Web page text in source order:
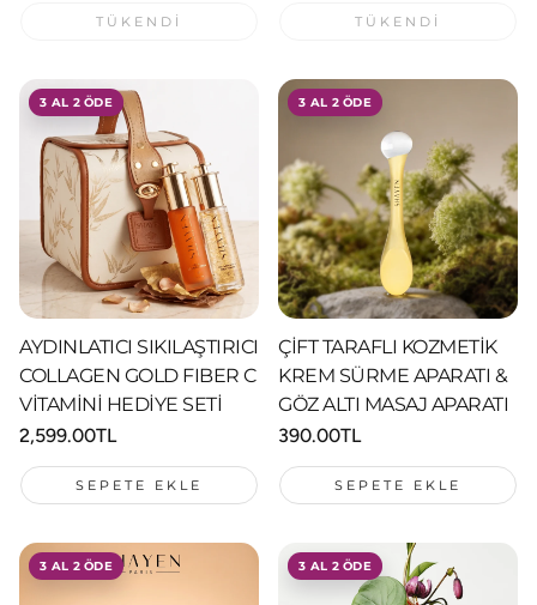
TÜKENDI TÜKENDI
3 AL 2 ÖDE
AYDINLATICI SIKILAŞTIRICI
COLLAGEN GOLD FIBER C
VİTAMİNİ HEDİYE SETİ
Normal
2,599.00TL
SEPETE EKLE
3 AL 2 ÖDE
ÇİFT TARAFLI KOZMETİK
KREM SÜRME APARATI &
GÖZ ALTI MASAJ APARATI
Normal
390.00TL
SEPETE EKLE
3 AL 2 ÖDE 3 AL 2 ÖDE